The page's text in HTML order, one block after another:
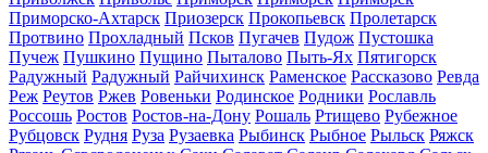
Приморско-Ахтарск Приозерск Прокопьевск Пролетарск
Протвино Прохладный Псков Пугачев Пудож Пустошка
Пучеж Пушкино Пущино Пыталово Пыть-Ях Пятигорск
Радужный Радужный Райчихинск Раменское Рассказово Ревда
Реж Реутов Ржев Ровеньки Родинское Родники Рославль
Россошь Ростов Ростов-на-Дону Рошаль Ртищево Рубежное
Рубцовск Рудня Руза Рузаевка Рыбинск Рыбное Рыльск Ряжск